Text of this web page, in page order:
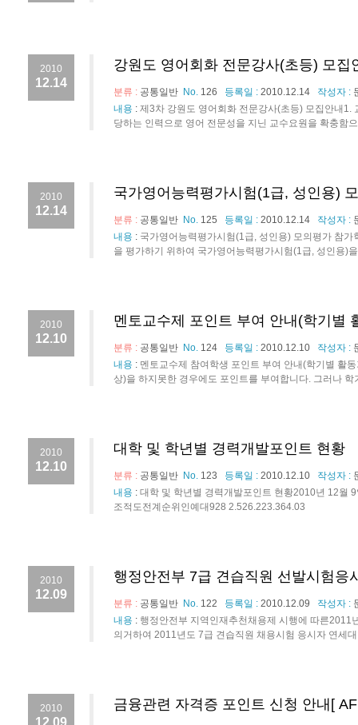
2010
12.14
강원도 영어회화 전문강사(초등) 모집
분류 : 공통일반 No. 126 등록일 : 2010.12.14 작성자 :
내용 : 제3차 강원도 영어회화 전문강사(초등) 모집안내1.
당하는 인력으로 영어 전문성을 지닌 교수요원을 확충함
2010
12.14
국가영어능력평가시험(1급, 성인용)
분류 : 공통일반 No. 125 등록일 : 2010.12.14 작성자 :
내용 : 국가영어능력평가시험(1급, 성인용) 모의평가 참
을 평가하기 위하여 국가영어능력평가시험(1급, 성인용)
2010
12.10
멘토교수제 포인트 부여 안내(학기별
분류 : 공통일반 No. 124 등록일 : 2010.12.10 작성자 :
내용 : 멘토교수제 참여학생 포인트 부여 안내(학기별 활
상)을 하지못한 경우에도 포인트를 부여합니다. 그러나
2010
12.10
대학 및 학년별 경력개발포인트 현황
분류 : 공통일반 No. 123 등록일 : 2010.12.10 작성자 :
내용 : 대학 및 학년별 경력개발포인트 현황2010년 12월
조적도전계순위인예대928 2.526.223.364.03
2010
12.09
행정안전부 7급 견습직원 선발시험응
분류 : 공통일반 No. 122 등록일 : 2010.12.09 작성자 :
내용 : 행정안전부 지역인재추천채용제 시행에 따른
의거하여 2011년도 7급 견습직원 채용시험 응시자 연세
2010
12.09
금융관련 자격증 포인트 신청 안내[